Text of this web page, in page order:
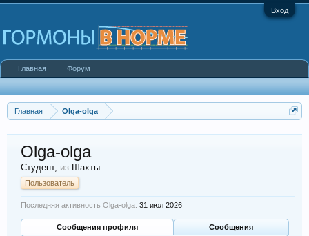
Вход
Главная Olga-olga
Olga-olga
Студент, из Шахты
Пользователь
Последняя активность Olga-olga: 31 июл 2026
Сообщения профиля
Сообщения
Главная Форум